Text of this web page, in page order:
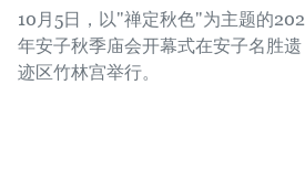
10月5日，以"禅定秋色"为主题的
年安子秋季庙会开幕式在安子名胜遗
迹区竹林宫举行。